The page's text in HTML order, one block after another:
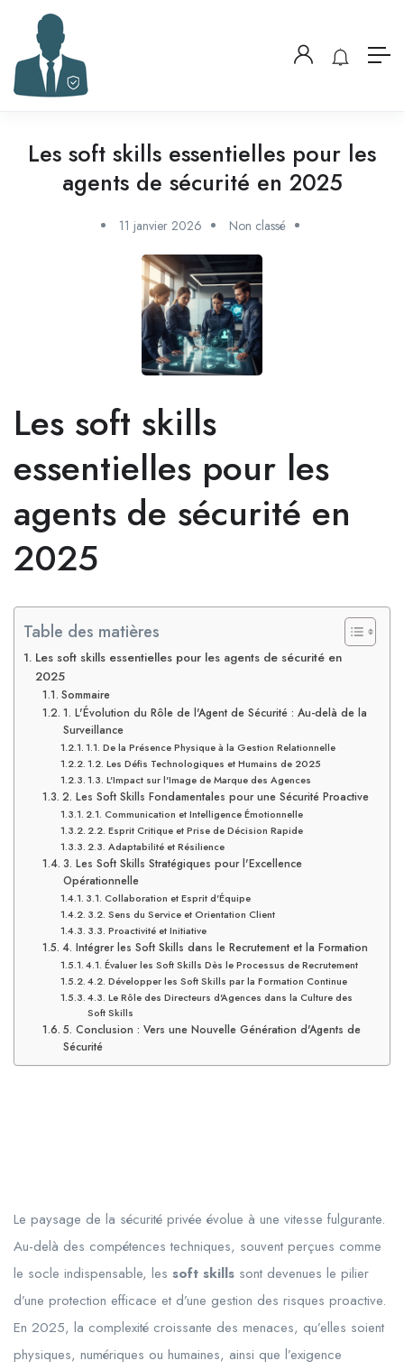
Les soft skills essentielles pour les
agents de sécurité en 2025
11 janvier 2026 Non classé
Les soft skills
essentielles pour les
agents de sécurité en
2025
Table des matières
Les soft skills essentielles pour les agents de sécurité en
2025
Sommaire
1. L'Évolution du Rôle de l'Agent de Sécurité : Au-delà de la
Surveillance
1.1. De la Présence Physique à la Gestion Relationnelle
1.2. Les Défis Technologiques et Humains de 2025
1.3. L'Impact sur l'Image de Marque des Agences
2. Les Soft Skills Fondamentales pour une Sécurité Proactive
2.1. Communication et Intelligence Émotionnelle
2.2. Esprit Critique et Prise de Décision Rapide
2.3. Adaptabilité et Résilience
3. Les Soft Skills Stratégiques pour l'Excellence
Opérationnelle
3.1. Collaboration et Esprit d'Équipe
3.2. Sens du Service et Orientation Client
3.3. Proactivité et Initiative
4. Intégrer les Soft Skills dans le Recrutement et la Formation
4.1. Évaluer les Soft Skills Dès le Processus de Recrutement
4.2. Développer les Soft Skills par la Formation Continue
4.3. Le Rôle des Directeurs d'Agences dans la Culture des
Soft Skills
5. Conclusion : Vers une Nouvelle Génération d'Agents de
Sécurité
Le paysage de la sécurité privée évolue à une vitesse fulgurante.
Au-delà des compétences techniques, souvent perçues comme
le socle indispensable, les soft skills sont devenues le pilier
d’une protection efficace et d’une gestion des risques proactive.
En 2025, la complexité croissante des menaces, qu’elles soient
physiques, numériques ou humaines, ainsi que l’exigence